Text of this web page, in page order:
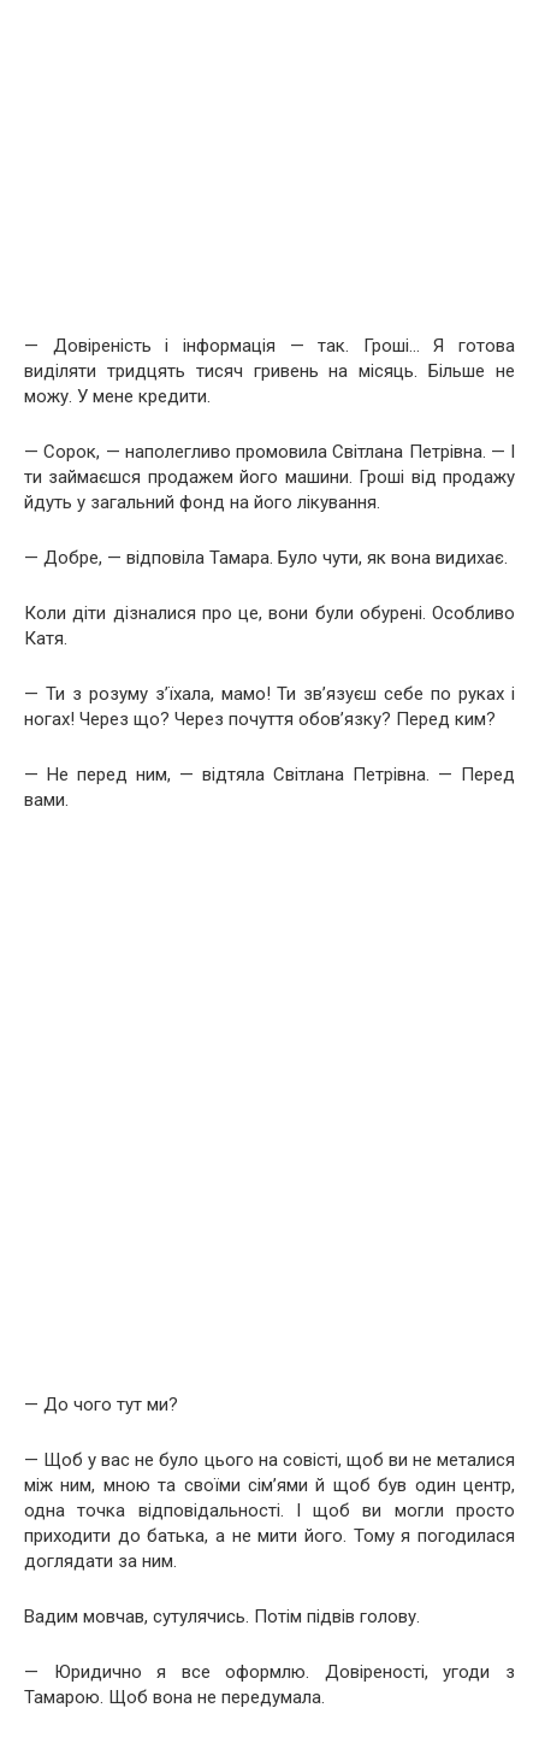
— Довіреність і інформація — так. Гроші… Я готова
виділяти тридцять тисяч гривень на місяць. Більше не
можу. У мене кредити.
— Сорок, — наполегливо промовила Світлана Петрівна. — І
ти займаєшся продажем його машини. Гроші від продажу
йдуть у загальний фонд на його лікування.
— Добре, — відповіла Тамара. Було чути, як вона видихає.
Коли діти дізналися про це, вони були обурені. Особливо
Катя.
— Ти з розуму з’їхала, мамо! Ти зв’язуєш себе по руках і
ногах! Через що? Через почуття обов’язку? Перед ким?
— Не перед ним, — відтяла Світлана Петрівна. — Перед
вами.
— До чого тут ми?
— Щоб у вас не було цього на совісті, щоб ви не металися
між ним, мною та своїми сім’ями й щоб був один центр,
одна точка відповідальності. І щоб ви могли просто
приходити до батька, а не мити його. Тому я погодилася
доглядати за ним.
Вадим мовчав, сутулячись. Потім підвів голову.
— Юридично я все оформлю. Довіреності, угоди з
Тамарою. Щоб вона не передумала.